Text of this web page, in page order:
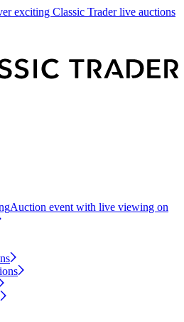
exciting Classic Trader live auctions
Auction event with live viewing on